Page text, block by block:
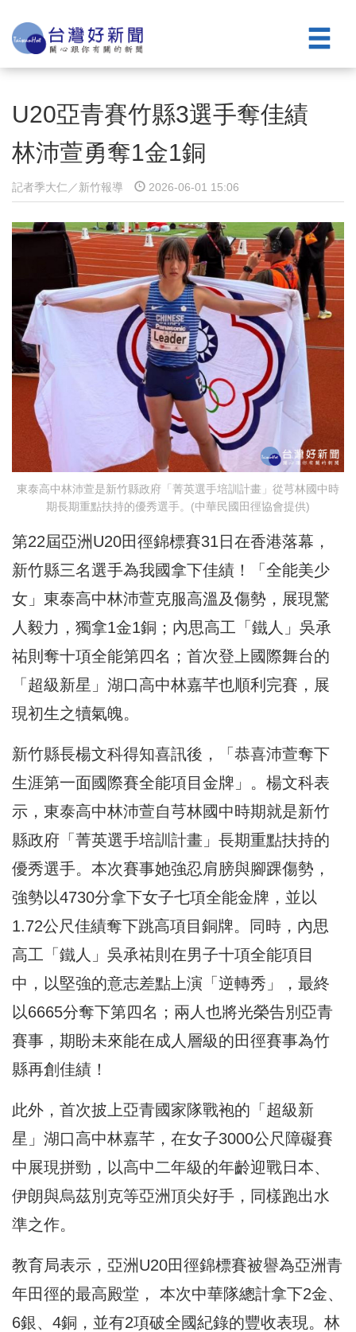
U20亞青賽竹縣3選手奪佳績
林沛萱勇奪1金1銅
記者季大仁／新竹報導 2026-06-01 15:06
東泰高中林沛萱是新竹縣政府「菁英選手培訓計畫」從芎林國中時
期長期重點扶持的優秀選手。(中華民國田徑協會提供)
第22屆亞洲U20田徑錦標賽31日在香港落幕，
新竹縣三名選手為我國拿下佳績！「全能美少
女」東泰高中林沛萱克服高溫及傷勢，展現驚
人毅力，獨拿1金1銅；內思高工「鐵人」吳承
祐則奪十項全能第四名；首次登上國際舞台的
「超級新星」湖口高中林嘉芊也順利完賽，展
現初生之犢氣魄。
新竹縣長楊文科得知喜訊後，「恭喜沛萱奪下
生涯第一面國際賽全能項目金牌」。楊文科表
示，東泰高中林沛萱自芎林國中時期就是新竹
縣政府「菁英選手培訓計畫」長期重點扶持的
優秀選手。本次賽事她強忍肩膀與腳踝傷勢，
強勢以4730分拿下女子七項全能金牌，並以
1.72公尺佳績奪下跳高項目銅牌。同時，內思
高工「鐵人」吳承祐則在男子十項全能項目
中，以堅強的意志差點上演「逆轉秀」，最終
以6665分奪下第四名；兩人也將光榮告別亞青
賽事，期盼未來能在成人層級的田徑賽事為竹
縣再創佳績！
此外，首次披上亞青國家隊戰袍的「超級新
星」湖口高中林嘉芊，在女子3000公尺障礙賽
中展現拼勁，以高中二年級的年齡迎戰日本、
伊朗與烏茲別克等亞洲頂尖好手，同樣跑出水
準之作。
教育局表示，亞洲U20田徑錦標賽被譽為亞洲青
年田徑的最高殿堂， 本次中華隊總計拿下2金、
6銀、4銅，並有2項破全國紀錄的豐收表現。林